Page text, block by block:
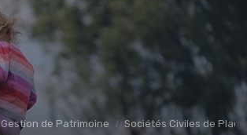
Gestion de Patrimoine Sociétés Civiles de